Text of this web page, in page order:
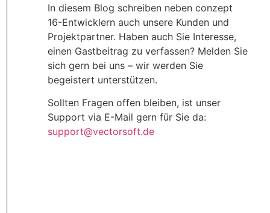
In diesem Blog schreiben neben conzept
16-Entwicklern auch unsere Kunden und
Projektpartner. Haben auch Sie Interesse,
einen Gastbeitrag zu verfassen? Melden Sie
sich gern bei uns – wir werden Sie
begeistert unterstützen.
Sollten Fragen offen bleiben, ist unser
Support via E-Mail gern für Sie da:
support@vectorsoft.de